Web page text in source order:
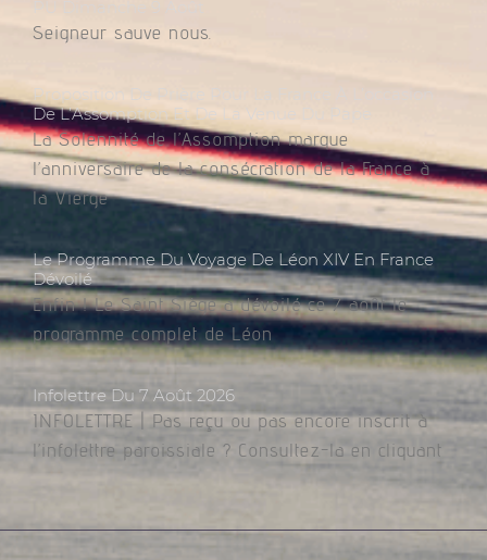
Seigneur sauve nous.
Proposition De Prière Pour La France À L’occasion
De L’Assomption Et De La Venue Du Pape
La Solennité de l’Assomption marque
l’anniversaire de la consécration de la France à
la Vierge
Le Programme Du Voyage De Léon XIV En France
Dévoilé
Enfin ! Le Saint Siège a dévoilé ce 7 août le
programme complet de Léon
Infolettre Du 7 Août 2026
INFOLETTRE | Pas reçu ou pas encore inscrit à
l’infolettre paroissiale ? Consultez-la en cliquant